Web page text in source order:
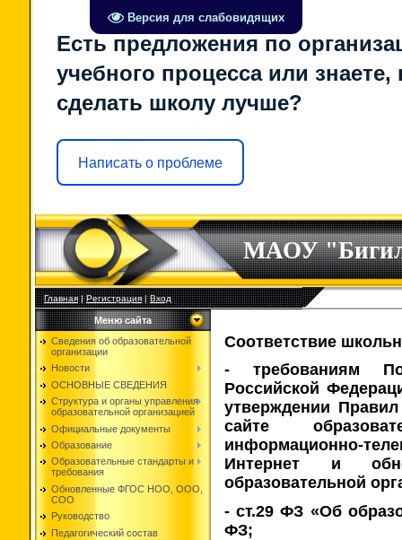
Версия для слабовидящих
Есть предложения по
учебного процесса или знаете,
сделать школу лучше?
Написать о проблеме
МАОУ
Главная|Регистрация|Вход
Меню сайта
Сведения об образовательной
организации
Новости
ОСНОВНЫЕ СВЕДЕНИЯ
Структура и органы управления
образовательной организацией
Официальные документы
Образование
Образовательные стандарты и
требования
Обновленные ФГОС НОО, ООО,
СОО
Руководство
Педагогический состав
Соответствие
- требованиям
Российской
утверждении
сайте
информационно-
Интернет и
образовательной
- ст.29 ФЗ «Об
ФЗ;